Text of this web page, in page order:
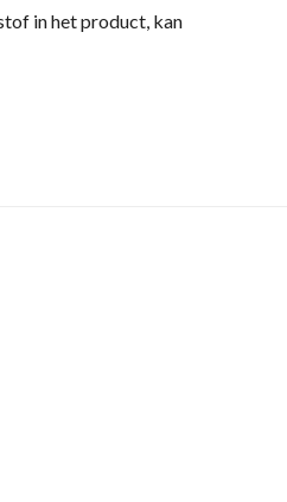
in het product, kan